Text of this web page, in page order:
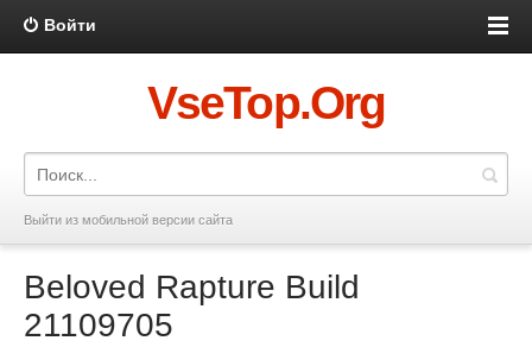
Войти
VseTop.Org
Выйти из мобильной версии сайта
Beloved Rapture Build
21109705